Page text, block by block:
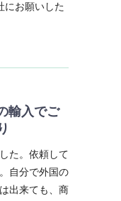
にお願いした
輸入でご
た。依頼して
自分で外国の
出来ても、商